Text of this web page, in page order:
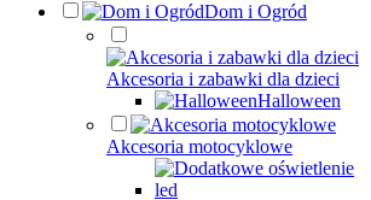
Dom i Ogród
Akcesoria i zabawki dla dzieci
Halloween
Akcesoria motocyklowe